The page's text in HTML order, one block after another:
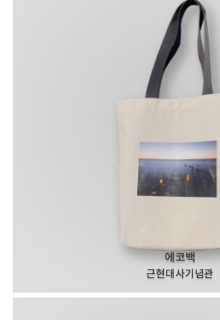
에코백
근현대사기념관